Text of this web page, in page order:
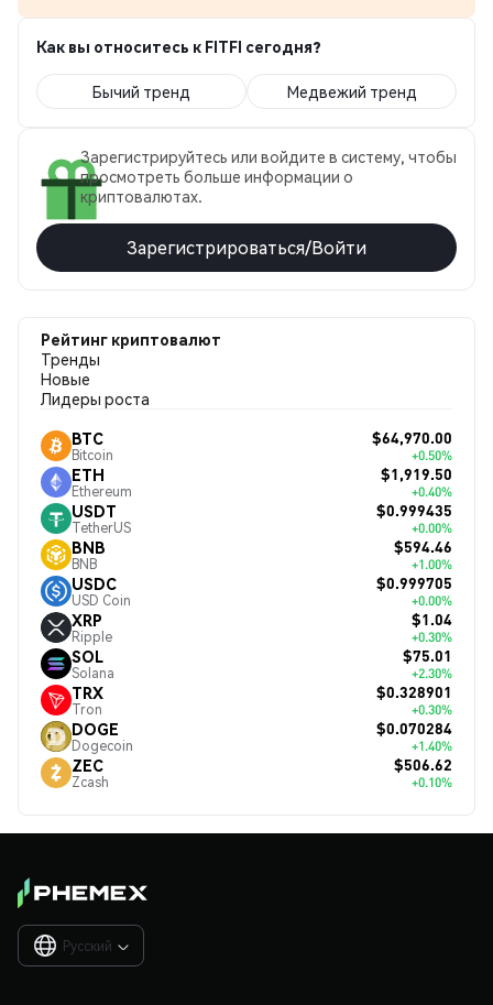
Как вы относитесь к FITFI сегодня?
Бычий тренд Медвежий тренд
Зарегистрируйтесь или войдите в систему, чтобы
просмотреть больше информации о
криптовалютах.
Зарегистрироваться/Войти
Рейтинг криптовалют
Тренды
Новые
Лидеры роста
BTC
Bitcoin
$64,970.00
+0.50%
ETH
Ethereum
$1,919.50
+0.40%
USDT
TetherUS
$0.999435
+0.00%
BNB
BNB
$594.46
+1.00%
USDC
USD Coin
$0.999705
+0.00%
XRP
Ripple
$1.04
+0.30%
SOL
Solana
$75.01
+2.30%
TRX
Tron
$0.328901
+0.30%
DOGE
Dogecoin
$0.070284
+1.40%
ZEC
Zcash
$506.62
+0.10%
Русский 